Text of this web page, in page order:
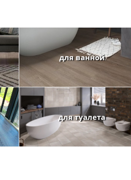
для ванной
для туалета